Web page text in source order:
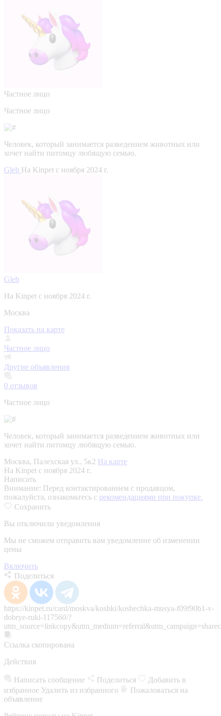
Частное лицо
Частное лицо
Человек, который занимается разведением животных или
хочет найти питомцу любящую семью.
Gleb На Kinpet c ноября 2024 г.
Gleb
На Kinpet c ноября 2024 г.
Москва
Показать на карте
Частное лицо
Другие объявления
0 отзывов
Частное лицо
Человек, который занимается разведением животных или
хочет найти питомцу любящую семью.
Москва, Палехская ул., 5к2 На карте
На Kinpet c ноября 2024 г.
Написать
Внимание: Перед контактированием с продавцом,
пожалуйста, ознакомьтесь с рекомендациями при покупке.
Сохранить
Вы отключили уведомления
Мы не сможем отправить вам уведомление об изменении
цены
Включить
Поделиться
https://kinpet.ru/card/moskva/koshki/koshechka-musya-f09f90b1-v-
dobrye-ruki-117560/?
Ссылка скопирована
Действия
Написать сообщение Поделиться
Добавить в
избранное Удалить из избранного
Пожаловаться на
объявление